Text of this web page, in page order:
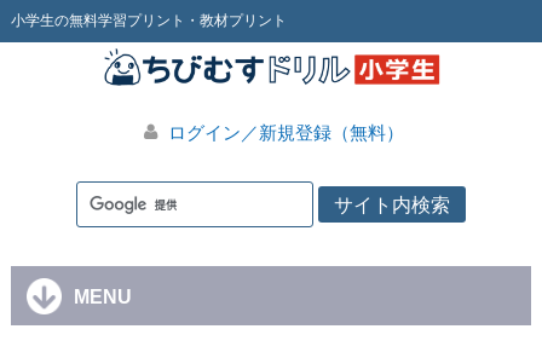
小学生の無料学習プリント・教材プリント
ログイン／新規登録（無料）
MENU